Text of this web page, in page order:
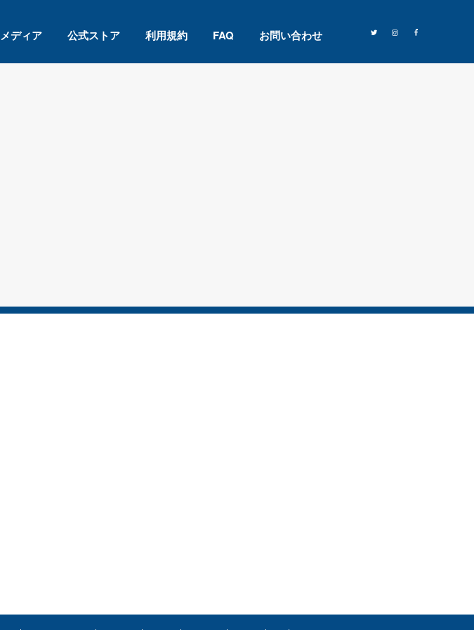
メディア 公式ストア 利用規約 FAQ お問い合わせ